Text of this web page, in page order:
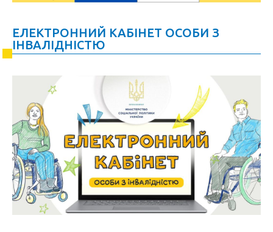
ЕЛЕКТРОННИЙ КАБІНЕТ ОСОБИ З
ІНВАЛІДНІСТЮ